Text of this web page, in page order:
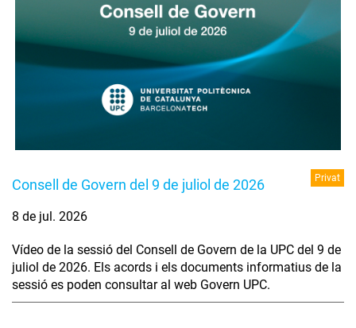
Consell de Govern del 9 de juliol de 2026 Privat
8 de jul. 2026
Vídeo de la sessió del Consell de Govern de la UPC del 9 de
juliol de 2026. Els acords i els documents informatius de la
sessió es poden consultar al web Govern UPC.